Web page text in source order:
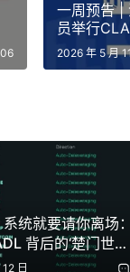
累计举办近100
趋势与开源生态建
蚂蚁百灵、阶跃
则邀请了多模
一周预告 |
员举行
2026 年 5 月
统就要请你离场：
背后的‘楚门世
日